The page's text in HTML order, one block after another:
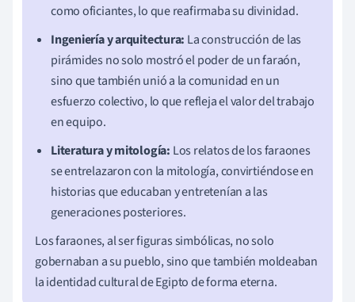
como oficiantes, lo que reafirmaba su divinidad.
Ingeniería y arquitectura: La construcción de las
pirámides no solo mostró el poder de un faraón,
sino que también unió a la comunidad en un
esfuerzo colectivo, lo que refleja el valor del trabajo
en equipo.
Literatura y mitología: Los relatos de los faraones
se entrelazaron con la mitología, convirtiéndose en
historias que educaban y entretenían a las
generaciones posteriores.
Los faraones, al ser figuras simbólicas, no solo
gobernaban a su pueblo, sino que también moldeaban
la identidad cultural de Egipto de forma eterna.